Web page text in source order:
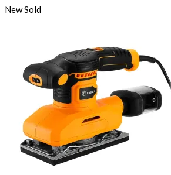
NewSold